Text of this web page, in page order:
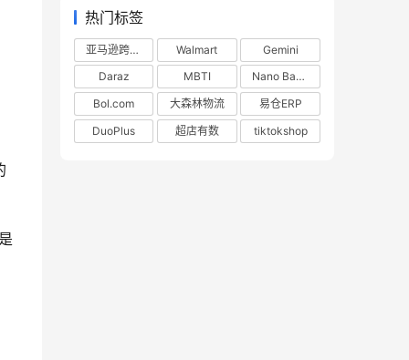
热门标签
亚马逊跨境电商 Walmart
Gemini
Daraz
MBTI
Nano Banana
Bol.com
大森林物流
易仓ERP
DuoPlus
超店有数 tiktokshop